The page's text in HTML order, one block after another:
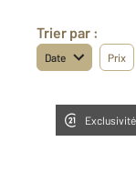
Trier par :
Date Prix
Exclusivité